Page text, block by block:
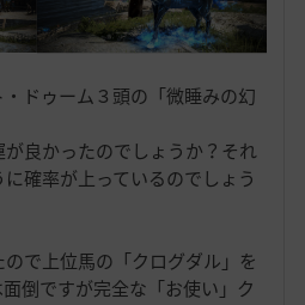
ドゥーム３頭の「微睡みの幻
が良かったのでしょうか？それ
確率が上っているのでしょう
ので上位馬の「クログダル」を
倒ですが完全な「お使い」ク